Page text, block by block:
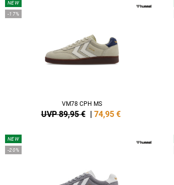
NEW
-17%
VM78 CPH MS
UVP 89,95 € | 74,95 €
NEW
-20%